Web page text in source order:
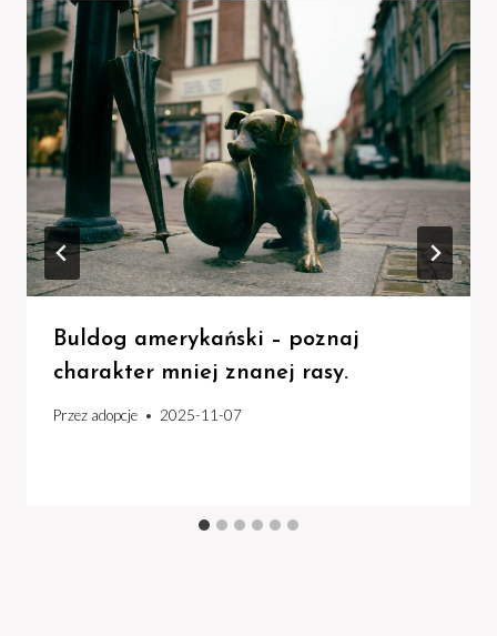
Buldog amerykański – poznaj
charakter mniej znanej rasy.
Przez adopcje 2025-11-07